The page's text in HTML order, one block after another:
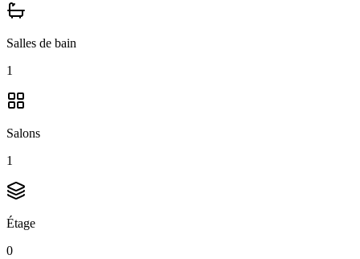
Salles de bain
1
Salons
1
Étage
0